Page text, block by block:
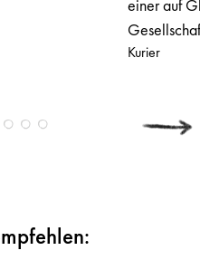
einer auf
Kurier